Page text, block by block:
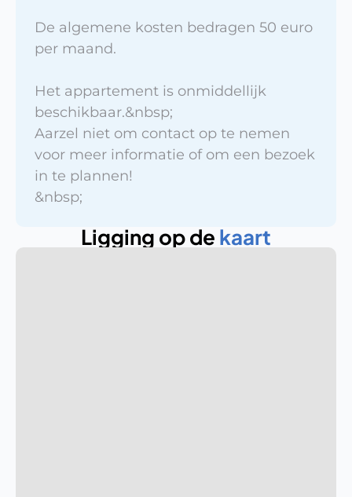
De algemene kosten bedragen 50 euro
per maand.
Het appartement is onmiddellijk
beschikbaar.&nbsp;
Aarzel niet om contact op te nemen
voor meer informatie of om een bezoek
in te plannen!
&nbsp;
Ligging op de kaart